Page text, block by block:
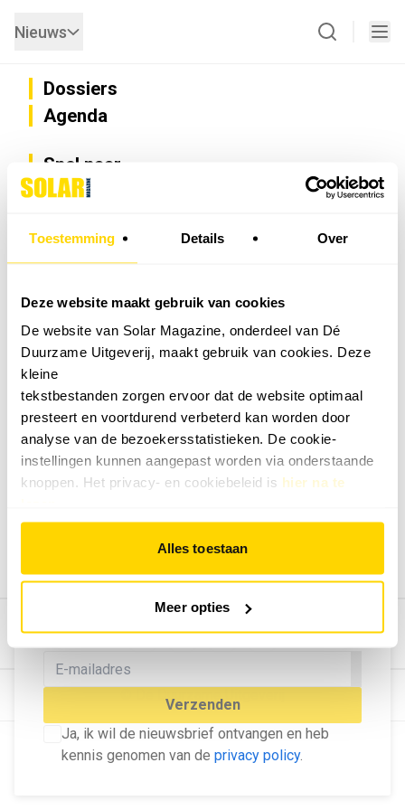
Toestemming Details Over
Deze website maakt gebruik van cookies
De website van Solar Magazine, onderdeel van Dé
Duurzame Uitgeverij, maakt gebruik van cookies. Deze
kleine
tekstbestanden zorgen ervoor dat de website optimaal
presteert en voortdurend verbeterd kan worden door
analyse van de bezoekersstatistieken. De cookie-
instellingen kunnen aangepast worden via onderstaande
knoppen. Het privacy- en cookiebeleid is hier na te
Alles toestaan
Meer opties
MELD U AAN VOOR ONZE
NIEUWSBRIEF
Blijf op de hoogte van het laatste nieuws!
Verzenden
Ja, ik wil de nieuwsbrief ontvangen en heb
kennis genomen van de privacy policy.
Nieuws
Dossiers
Agenda
Snel naar
Privacy
Nieuwsbrief
Vacatures
Installateurzoeker
Cookievoorkeuren wijzigen
English
Geef ons feedback
Vertel ons wat je van onze website vindt.
Tip de redactie
Bekijk hier de mogelijkheden.
© Dé Duurzame Uitgeverij